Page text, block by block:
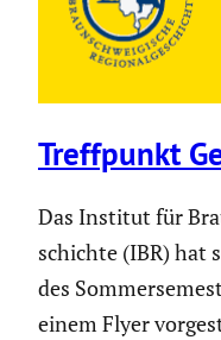
Treff­punkt
Das Institut für
schichte (IBR) hat
des
einem Flyer